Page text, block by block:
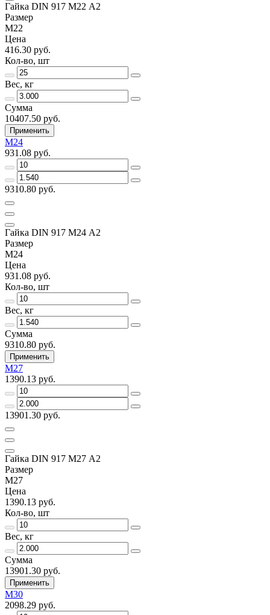
Гайка DIN 917 M22 А2
Размер
M22
Цена
416.30 руб.
Кол-во, шт
Вес, кг
Сумма
10407.50 руб.
Применить
M24
931.08 руб.
9310.80 руб.
Гайка DIN 917 M24 А2
Размер
M24
Цена
931.08 руб.
Кол-во, шт
Вес, кг
Сумма
9310.80 руб.
Применить
M27
1390.13 руб.
13901.30 руб.
Гайка DIN 917 M27 А2
Размер
M27
Цена
1390.13 руб.
Кол-во, шт
Вес, кг
Сумма
13901.30 руб.
Применить
M30
2098.29 руб.